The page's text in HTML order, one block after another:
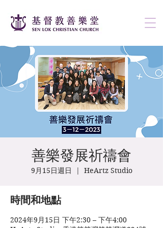
善樂發展祈禱會
9月15日週日
  |
HeArtz Studio
時間和地點
2024年9月15日 下午2:30 – 下午4:00